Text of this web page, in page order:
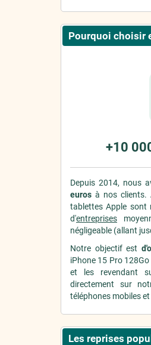
Pourquoi choisir
+10
Depuis 2014, nous
euros à nos clients.
tablettes Apple sont
d'entreprises
négligeable (allant
Notre objectif est
iPhone 15 Pro
et les revendant
directement sur
téléphones mobiles
Les reprises